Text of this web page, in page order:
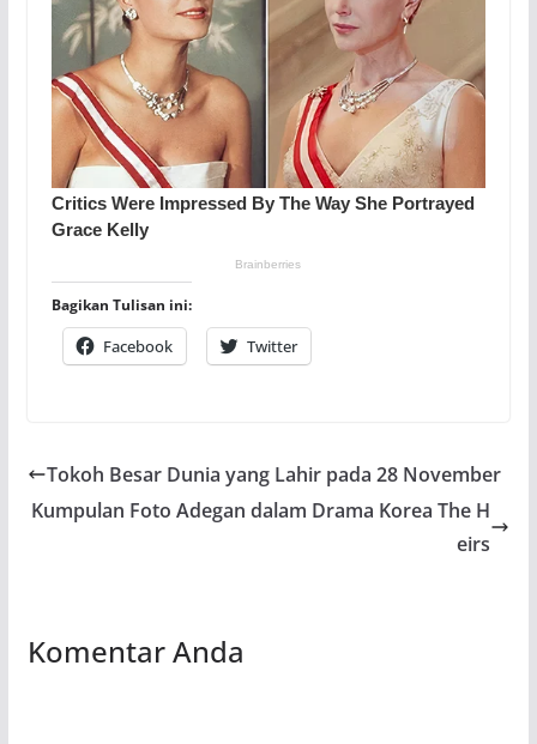
Bagikan Tulisan ini:
Facebook Twitter
Tokoh Besar Dunia yang Lahir pada 28 November
Kumpulan Foto Adegan dalam Drama Korea The H
eirs
Komentar Anda